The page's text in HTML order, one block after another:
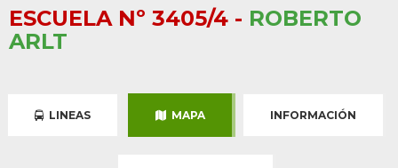
ESCUELA Nº 3405/4 - ROBERTO
ARLT
LINEAS MAPA INFORMACIÓN